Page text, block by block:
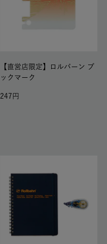
【直営店限定】ロルバーン ブ
ックマーク
247